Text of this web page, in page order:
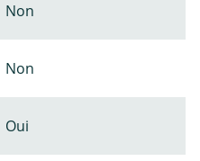
Non
Non
Oui